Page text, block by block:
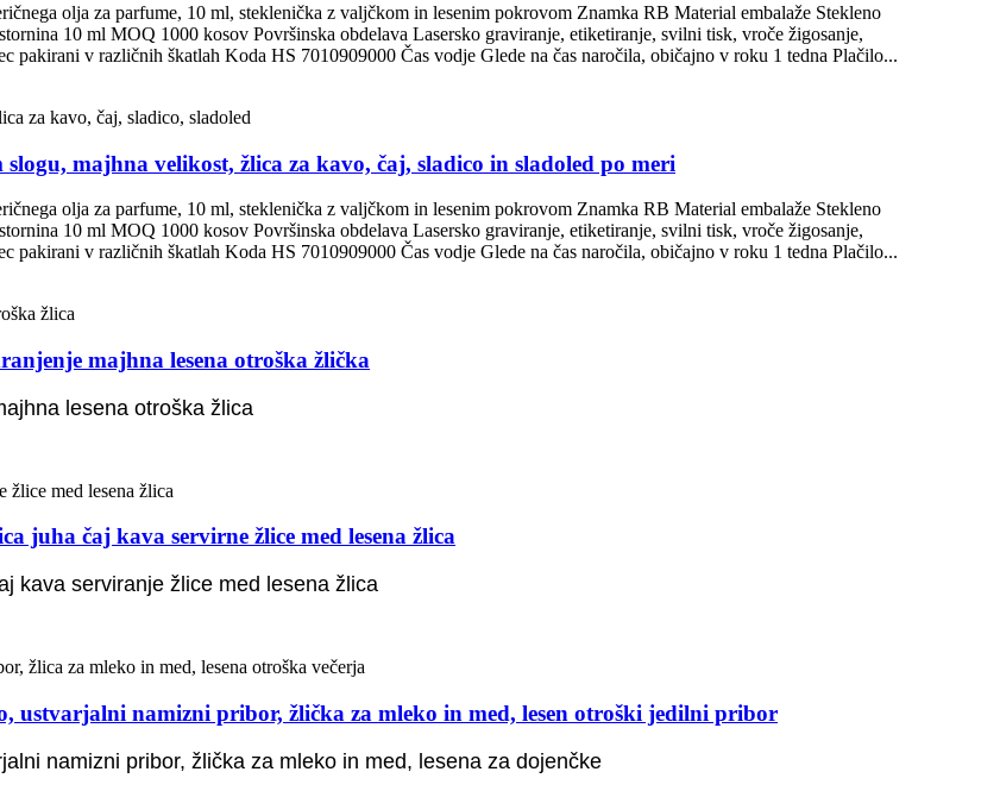
olja za parfume, 10 ml, steklenička z valjčkom in lesenim pokrovom Znamka RB Material embalaže Stekleno
10 ml MOQ 1000 kosov Površinska obdelava Lasersko graviranje, etiketiranje, svilni tisk, vroče žigosanje,
pakirani v različnih škatlah Koda HS 7010909000 Čas vodje Glede na čas naročila, običajno v roku 1 tedna Plačilo...
majhna velikost, žlica za kavo, čaj, sladico in sladoled po meri
olja za parfume, 10 ml, steklenička z valjčkom in lesenim pokrovom Znamka RB Material embalaže Stekleno
10 ml MOQ 1000 kosov Površinska obdelava Lasersko graviranje, etiketiranje, svilni tisk, vroče žigosanje,
pakirani v različnih škatlah Koda HS 7010909000 Čas vodje Glede na čas naročila, običajno v roku 1 tedna Plačilo...
majhna lesena otroška žlička
lesena otroška žlica
juha čaj kava servirne žlice med lesena žlica
kava serviranje žlice med lesena žlica
ustvarjalni namizni pribor, žlička za mleko in med, lesen otroški jedilni pribor
namizni pribor, žlička za mleko in med, lesena za dojenčke